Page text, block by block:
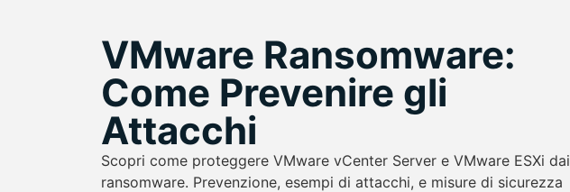
VMware Ransomware:
Come Prevenire gli
Attacchi
Scopri come proteggere VMware vCenter Server e VMware ESXi dai
ransomware. Prevenzione, esempi di attacchi, e misure di sicurezza